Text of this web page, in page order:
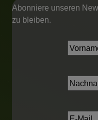
Abonniere unseren
zu bleiben.